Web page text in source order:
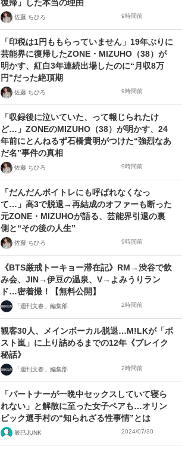
復帰」した本当の理由
佐藤 ちひろ 9時間前
「印税は1円ももらっていません」19年ぶりに
芸能界に復帰したZONE・MIZUHO（38）が
明かす、紅白3年連続出場したのに“月収8万
円”だった絶頂期
佐藤 ちひろ 9時間前
「収録後に泣いていた、って報じられたけ
ど…」ZONEのMIZUHO（38）が明かす、24
年前にとんねるず石橋貴明がつけた“強烈なあ
だ名”事件の真相
佐藤 ちひろ 9時間前
「だんだんボイトレにも呼ばれなくなっ
て…」高3で脱退→再結成のオファーも断った
元ZONE・MIZUHOが語る、芸能界引退の裏
側と“その後の人生”
佐藤 ちひろ 9時間前
《BTS厳戒トーキョー滞在記》RM→渋谷で飲
み会、JIN→伊豆の温泉、V→よみうりラン
ド…密着撮！【無料公開】
「週刊文春」編集部 2時間前
観客30人、メインボーカル脱退…M!LKが「ポ
スト嵐」に上り詰めるまでの12年《ブレイク
秘話》
「週刊文春」編集部 2時間前
「パートナーが一晩中セックスしていて寝ら
れない」と解散に至った女子ペアも…オリン
ピック選手村の“知られざる性事情”とは
辰巳JUNK 2024/07/30